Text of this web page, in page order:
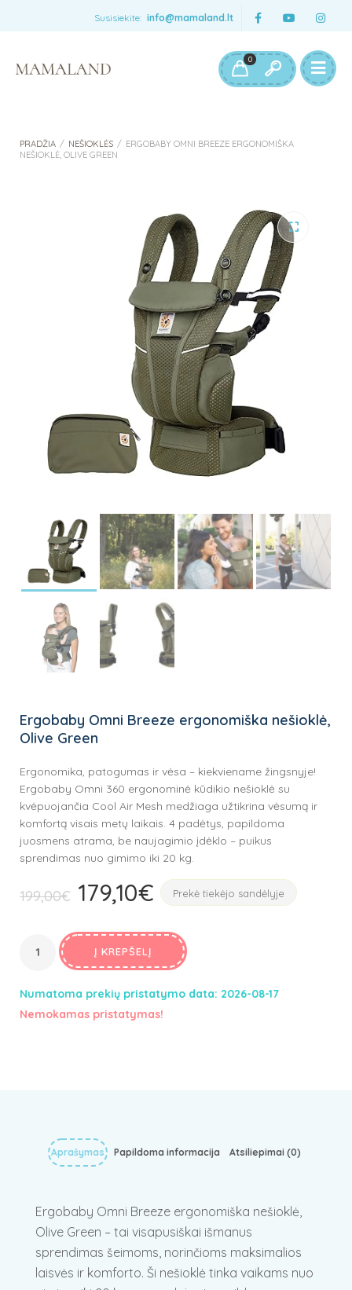
Susisiekite: info@mamaland.lt
0
PRADŽIA / NEŠIOKLĖS / ERGOBABY OMNI BREEZE ERGONOMIŠKA
NEŠIOKLĖ, OLIVE GREEN
Ergobaby Omni Breeze ergonomiška nešioklė,
Olive Green
Ergonomika, patogumas ir vėsa – kiekviename žingsnyje!
Ergobaby Omni 360 ergonominė kūdikio nešioklė su
kvėpuojančia Cool Air Mesh medžiaga užtikrina vėsumą ir
komfortą visais metų laikais. 4 padėtys, papildoma
juosmens atrama, be naujagimio įdėklo – puikus
sprendimas nuo gimimo iki 20 kg.
199,00€ Original
was:
199,00€.
179,10€ Current
is:
179,10€.
Prekė tiekėjo sandėlyje
Į KREPŠELĮ
Numatoma prekių pristatymo data: 2026-08-17
Nemokamas pristatymas!
Aprašymas Papildoma informacija Atsiliepimai (0)
Ergobaby Omni Breeze ergonomiška nešioklė,
Olive Green – tai visapusiškai išmanus
sprendimas šeimoms, norinčioms maksimalios
laisvės ir komforto. Ši nešioklė tinka vaikams nuo